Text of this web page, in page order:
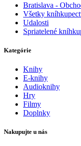
Bratislava -
Všetky
Udalosti
Spriatelené
Kategórie
Knihy
E-knihy
Audioknihy
Hry
Filmy
Doplnky
Nakupujte u nás